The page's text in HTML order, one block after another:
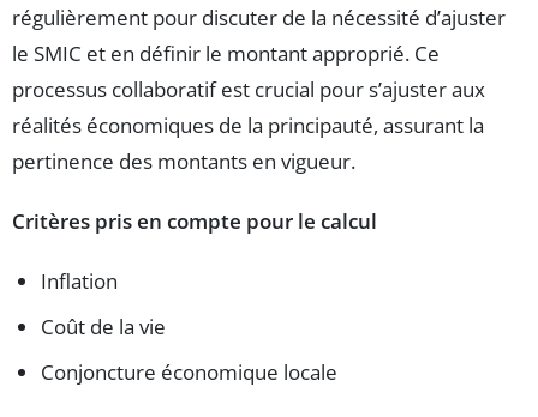
régulièrement pour discuter de la nécessité d’ajuster
le SMIC et en définir le montant approprié. Ce
processus collaboratif est crucial pour s’ajuster aux
réalités économiques de la principauté, assurant la
pertinence des montants en vigueur.
Critères pris en compte pour le calcul
Inflation
Coût de la vie
Conjoncture économique locale